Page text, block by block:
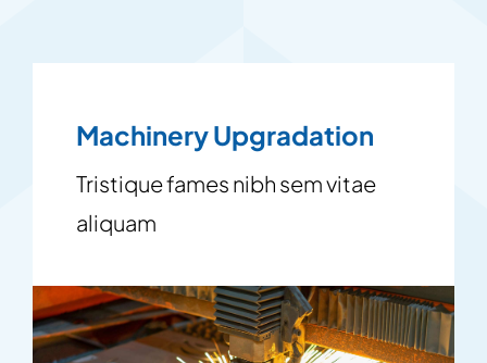
Machinery Upgradation
Tristique fames nibh sem vitae
aliquam